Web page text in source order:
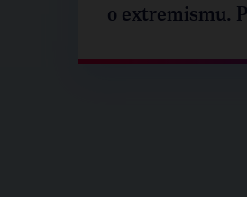
o extremismu.